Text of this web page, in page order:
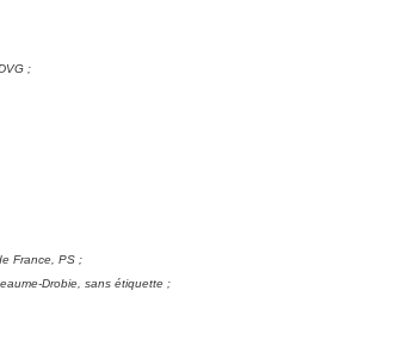
;
France, PS ;
Drobie, sans étiquette ;